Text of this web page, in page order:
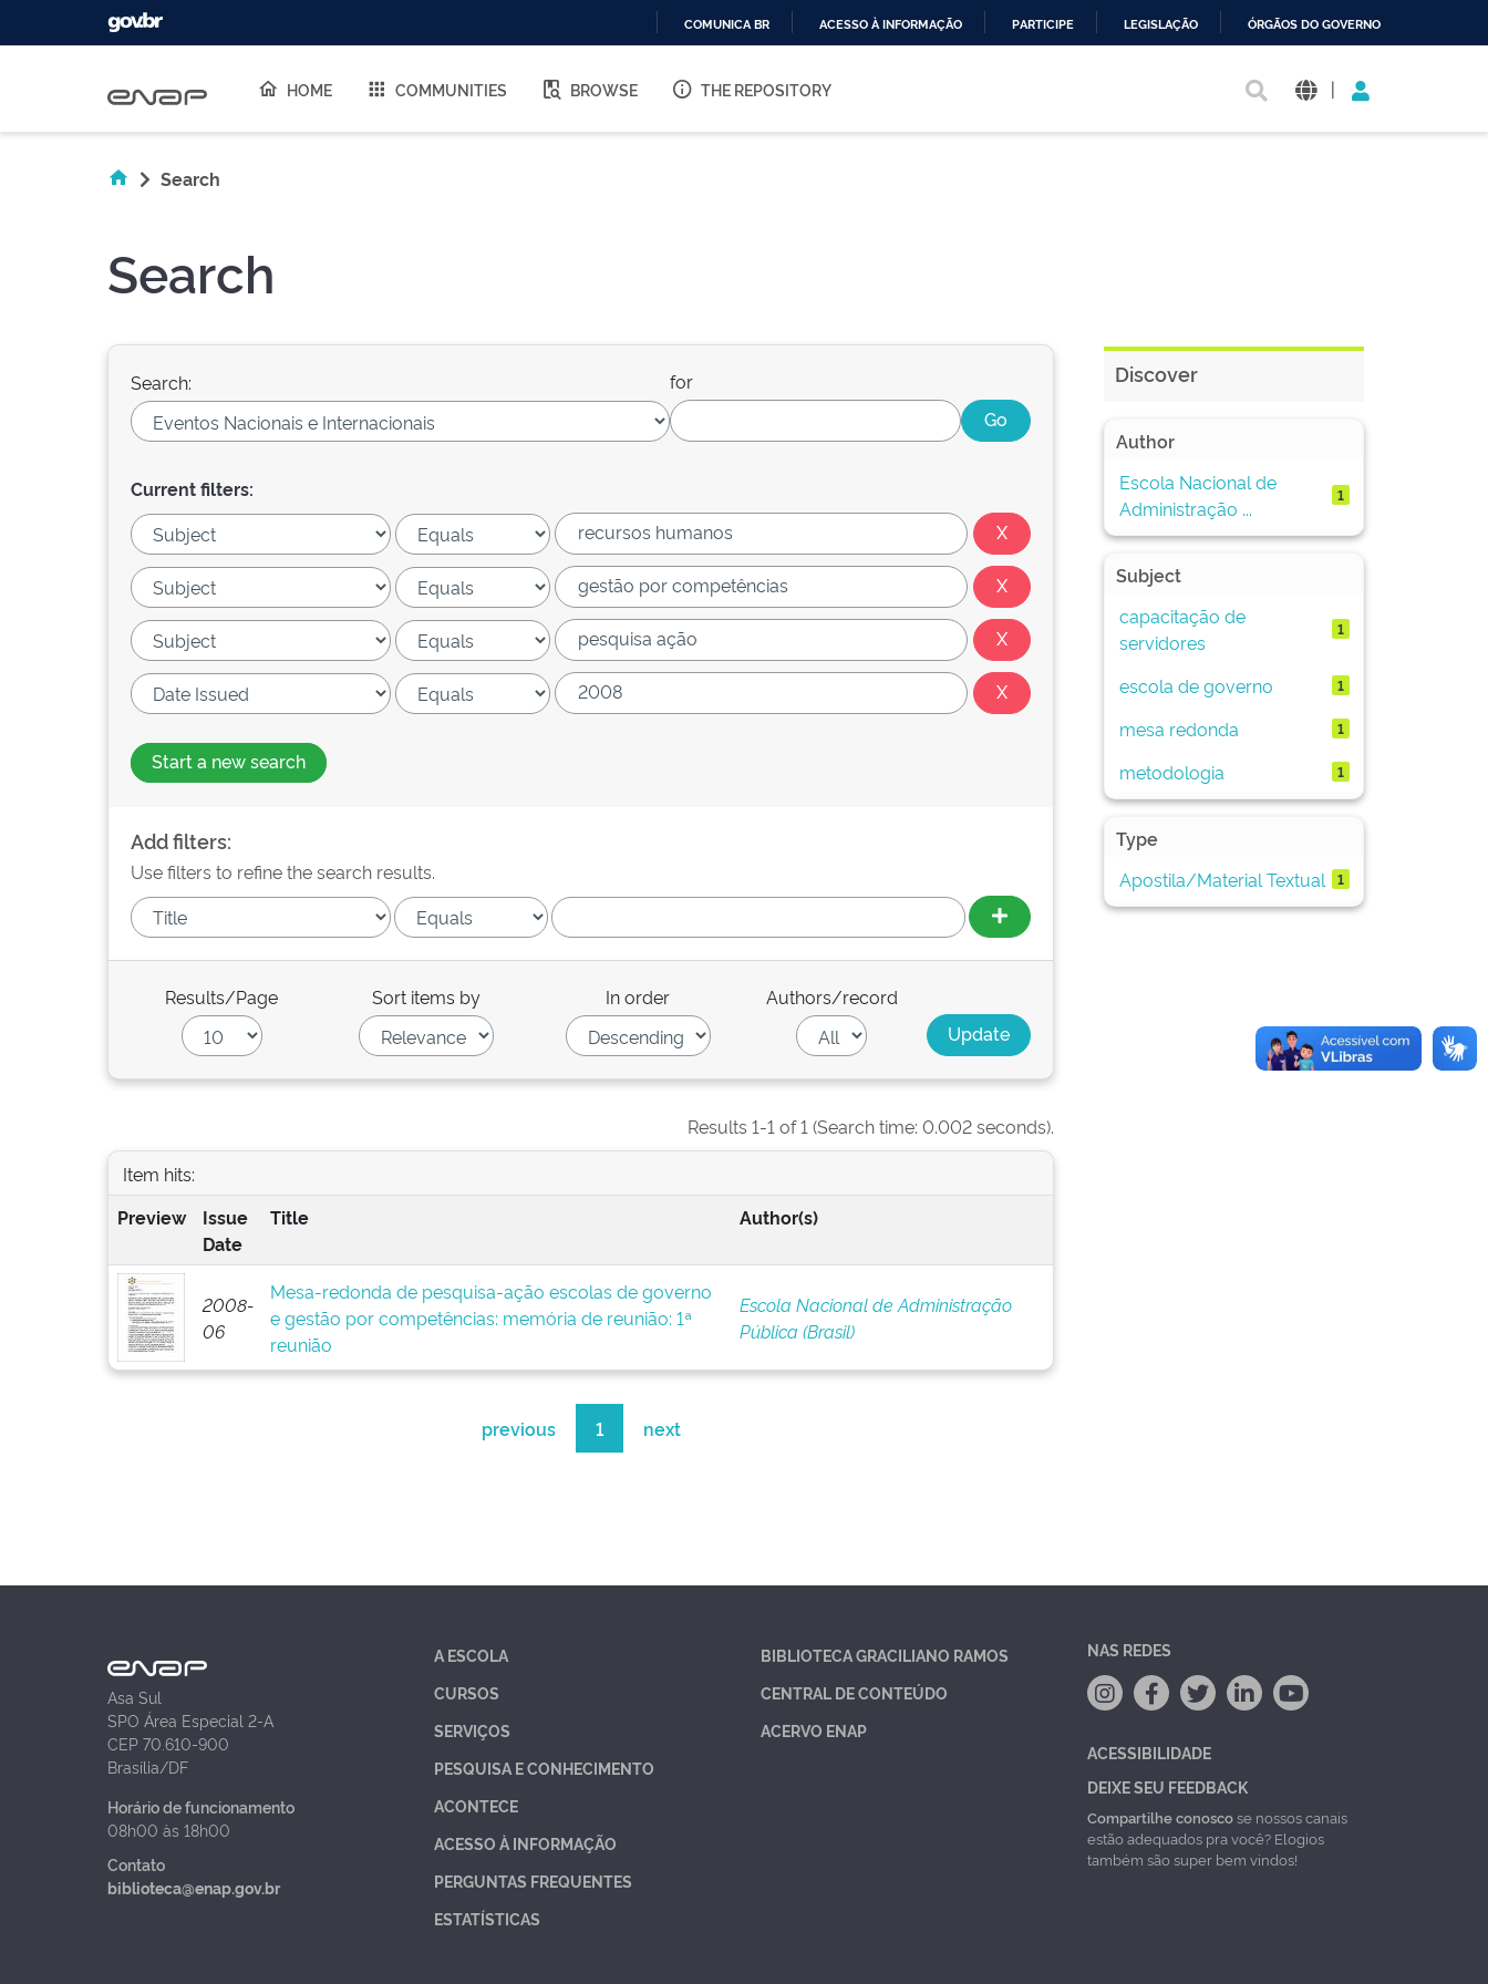
O
COMUNICA BR ACESSO À INFORMAÇÃO PARTICIPE LEGISLAÇÃO ÓRGÃOS DO GOVERNO
HOME COMMUNITIES BROWSE THE REPOSITORY |
Search
Search
Search: for
Current filters:
Start a new search
Add filters:
Use filters to refine the search results.
Results/Page Sort items by In order Authors/record
Results 1-1 of 1 (Search time: 0.002 seconds).
Item hits:
Preview
Issue
Date
Title Author(s)
2008-
06
Mesa-redonda de pesquisa-ação escolas de governo
e gestão por competências: memória de reunião: 1ª
reunião
Escola Nacional de Administração
Pública (Brasil)
previous 1 next
Discover
Author
Escola Nacional de
Administração ...
1
Subject
capacitação de
servidores
1
escola de governo 1
mesa redonda 1
metodologia 1
Type
Apostila/Material Textual
1
Asa Sul
SPO Área Especial 2-A
CEP 70.610-900
Brasília/DF
Horário de funcionamento
08h00 às 18h00
Contato
biblioteca@enap.gov.br
A ESCOLA
CURSOS
SERVIÇOS
PESQUISA E CONHECIMENTO
ACONTECE
ACESSO À INFORMAÇÃO
PERGUNTAS FREQUENTES
ESTATÍSTICAS
BIBLIOTECA GRACILIANO RAMOS
CENTRAL DE CONTEÚDO
ACERVO ENAP
NAS REDES
ACESSIBILIDADE
DEIXE SEU FEEDBACK
Compartilhe conoscose nossos canais
estão adequados pra você? Elogios
também são super bem vindos!